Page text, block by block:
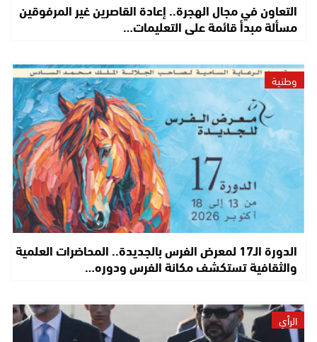
التعاون في مجال الهجرة.. إعادة القاصرين غير المرفوقين
مسألة مبدأ قائمة على التعليمات…
وطنية
الدورة الـ17 لمعرض الفرس بالجديدة.. المحاضرات العلمية
والثقافية تستكشف مكانة الفرس ودوره…
الرأي